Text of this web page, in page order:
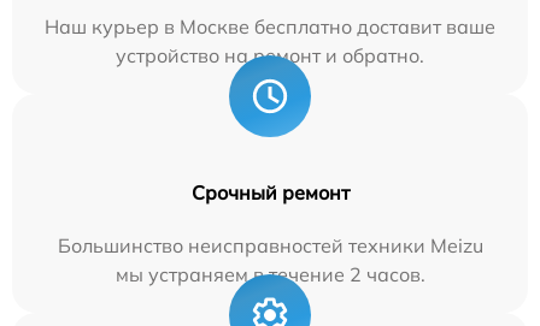
Наш курьер в Москве бесплатно доставит ваше
устройство на ремонт и обратно.
Срочный ремонт
Большинство неисправностей техники Meizu
мы устраняем в течение 2 часов.